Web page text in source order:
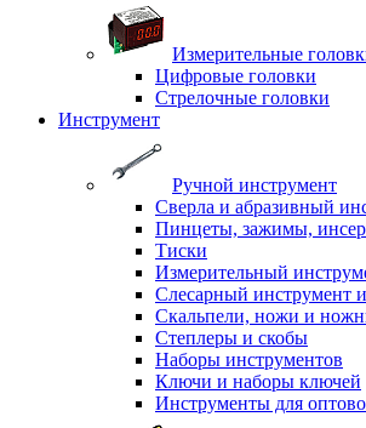
Измерительные
Цифровые головки
Стрелочные головки
Инструмент
Ручной инструмент
Сверла и абразивный
Пинцеты, зажимы,
Тиски
Измерительный
Слесарный инструмент
Скальпели, ножи и
Степлеры и скобы
Наборы инструментов
Ключи и наборы ключей
Инструменты для